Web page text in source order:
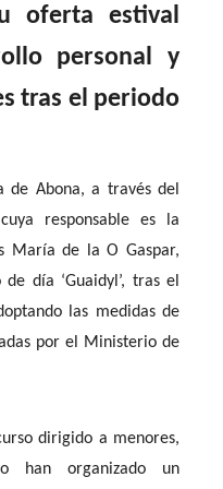
oferta estival
personal y
tras el periodo
de Abona, a través del
responsable es la
María de la O Gaspar,
día ‘Guaidyl’, tras el
las medidas de
por el Ministerio de
dirigido a menores,
han organizado un